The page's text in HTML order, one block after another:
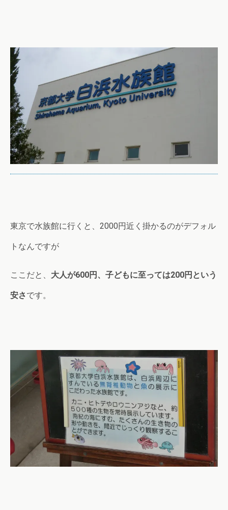
東京で水族館に行くと、2000円近く掛かるのがデフォル
トなんですが
ここだと、 大人が600円、子どもに至っては200円という
安さです。